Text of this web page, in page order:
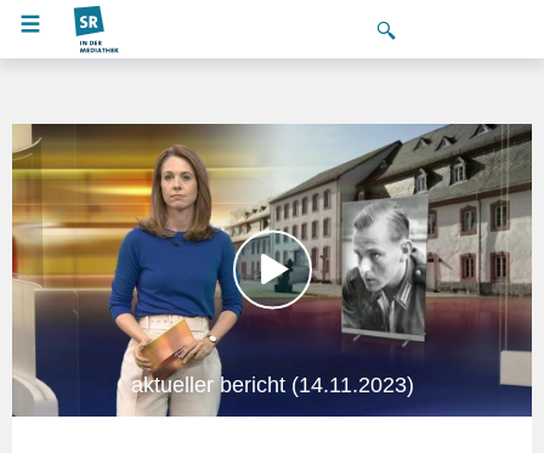
aktueller bericht (14.11.2023)